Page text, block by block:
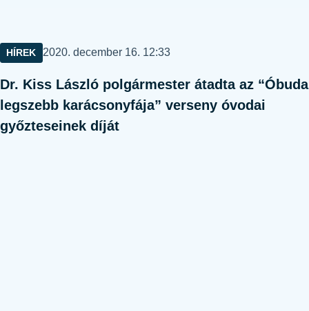
HÍREK Közzétéve:
2020. december 16. 12:33
Dr. Kiss László polgármester átadta az “Óbuda
legszebb karácsonyfája” verseny óvodai
győzteseinek díját